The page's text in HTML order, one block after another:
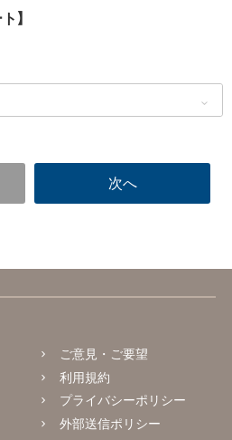
】
ご意見・ご要望
利用規約
プライバシーポリシー
外部送信ポリシー